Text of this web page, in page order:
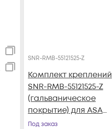
SNR-RMB-55121525-Z
Комплект креплений
SNR-RMB-55121525-Z
(гальваническое
покрытие) для ASA
5512-X, ASA 5515-X,
Под заказ